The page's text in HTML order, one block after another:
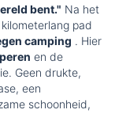
bent." Na het
pad
camping . Hier
en de
Geen drukte,
een
schoonheid,